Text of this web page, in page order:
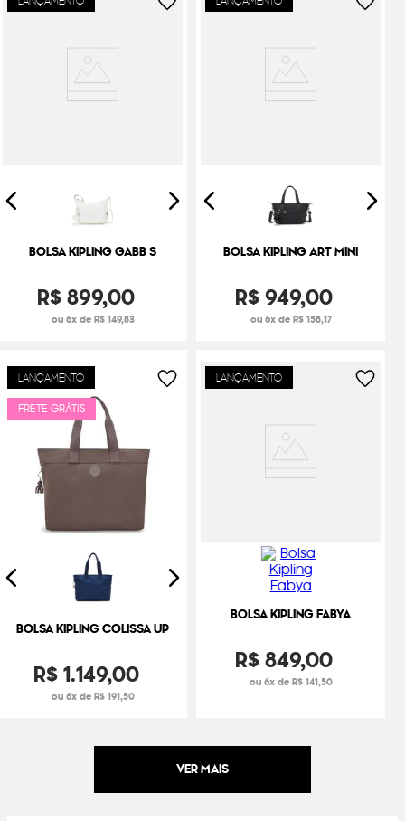
BOLSA KIPLING GABB S
R$899,00
ou 6x de R$ 149,83
BOLSA KIPLING ART MINI
R$949,00
ou 6x de R$ 158,17
LANÇAMENTO
FRETE GRÁTIS
BOLSA KIPLING COLISSA UP
R$1.149,00
ou 6x de R$ 191,50
LANÇAMENTO
BOLSA KIPLING FABYA
R$849,00
ou 6x de R$ 141,50